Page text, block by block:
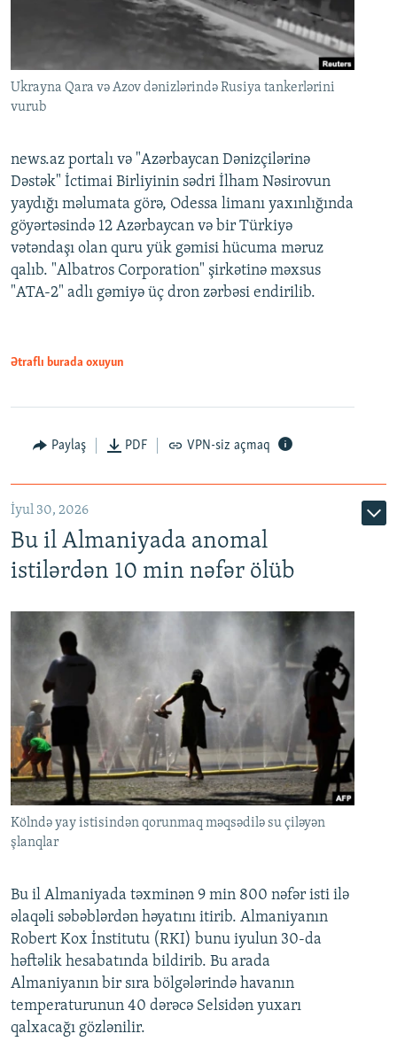
Ukrayna Qara və Azov dənizlərində Rusiya tankerlərini
vurub
news.az portalı və "Azərbaycan Dənizçilərinə
Dəstək" İctimai Birliyinin sədri İlham Nəsirovun
yaydığı məlumata görə, Odessa limanı yaxınlığında
göyərtəsində 12 Azərbaycan və bir Türkiyə
vətəndaşı olan quru yük gəmisi hücuma məruz
qalıb. "Albatros Corporation" şirkətinə məxsus
"ATA-2" adlı gəmiyə üç dron zərbəsi endirilib.
Ətraflı burada oxuyun
Paylaş PDF VPN-siz açmaq
İyul 30, 2026
Bu il Almaniyada anomal
istilərdən 10 min nəfər ölüb
Kölndə yay istisindən qorunmaq məqsədilə su çiləyən
şlanqlar
Bu il Almaniyada təxminən 9 min 800 nəfər isti ilə
əlaqəli səbəblərdən həyatını itirib. Almaniyanın
Robert Kox İnstitutu (RKI) bunu iyulun 30-da
həftəlik hesabatında bildirib. Bu arada
Almaniyanın bir sıra bölgələrində havanın
temperaturunun 40 dərəcə Selsidən yuxarı
qalxacağı gözlənilir.